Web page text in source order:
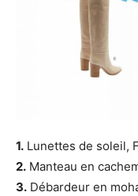
1. Lunettes de soleil,
2. Manteau en
3. Débardeur en